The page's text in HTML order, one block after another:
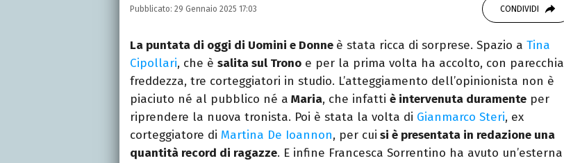
appassionato di cinema, poesia e Shakespeare. Scrive canzoni e ama i
Pubblicato: 29 Gennaio 2025 17:03 CONDIVIDI
La puntata di oggi di Uomini e Donne è stata ricca di sorprese. Spazio a Tina
Cipollari, che è salita sul Trono e per la prima volta ha accolto, con parecchia
freddezza, tre corteggiatori in studio. L’atteggiamento dell’opinionista non è
piaciuto né al pubblico né a Maria, che infatti è intervenuta duramente per
riprendere la nuova tronista. Poi è stata la volta di Gianmarco Steri, ex
corteggiatore di Martina De Ioannon, per cui si è presentata in redazione una
quantità record di ragazze. E infine Francesca Sorrentino ha avuto un’esterna